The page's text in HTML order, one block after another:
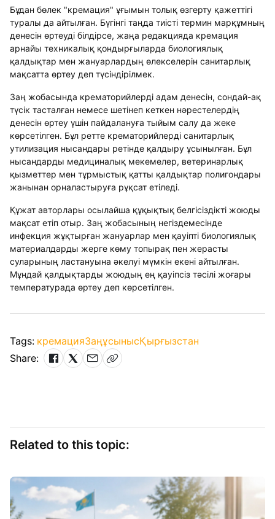
Бұдан бөлек "кремация" ұғымын толық өзгерту қажеттігі
туралы да айтылған. Бүгінгі таңда тиісті термин марқұмның
денесін өртеуді білдірсе, жаңа редакцияда кремация
арнайы техникалық қондырғыларда биологиялық
қалдықтар мен жануарлардың өлекселерін санитарлық
мақсатта өртеу деп түсіндірілмек.
Заң жобасында крематорийлерді адам денесін, сондай-ақ
түсік тасталған немесе шетінеп кеткен нәрестелердің
денесін өртеу үшін пайдалануға тыйым салу да жеке
көрсетілген. Бұл ретте крематорийлерді санитарлық
утилизация нысандары ретінде қалдыру ұсынылған. Бұл
нысандарды медициналық мекемелер, ветеринарлық
қызметтер мен тұрмыстық қатты қалдықтар полигондары
жанынан орналастыруға рұқсат етіледі.
Құжат авторлары осылайша құқықтық белгісіздікті жоюды
мақсат етіп отыр. Заң жобасының негіздемесінде
инфекция жұқтырған жануарлар мен қауіпті биологиялық
материалдарды жерге көму топырақ пен жерасты
суларының ластануына әкелуі мүмкін екені айтылған.
Мұндай қалдықтарды жоюдың ең қауіпсіз тәсілі жоғары
температурада өртеу деп көрсетілген.
Tags: кремацияЗаңұсынысҚырғызстан
Share:
Related to this topic: